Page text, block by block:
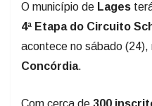
acontece no sábado
Concórdia.
com seis partidas de 30